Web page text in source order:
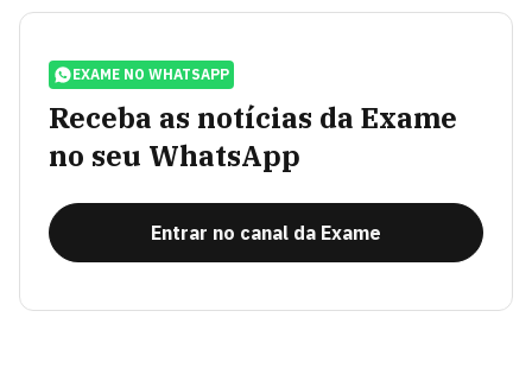
EXAME NO WHATSAPP
Receba as notícias da Exame
no seu WhatsApp
Entrar no canal da Exame